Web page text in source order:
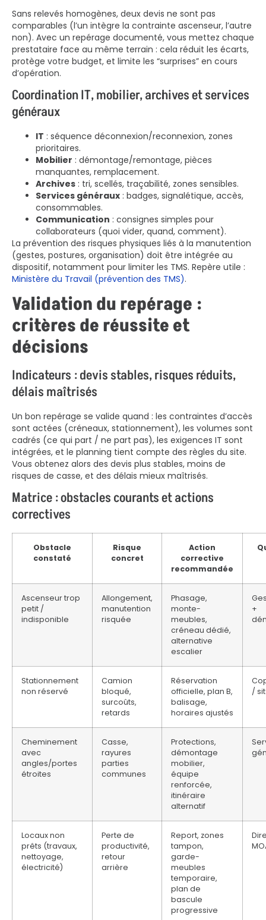
Sans relevés homogènes, deux devis ne sont pas
comparables (l’un intègre la contrainte ascenseur, l’autre
non). Avec un repérage documenté, vous mettez chaque
prestataire face au même terrain : cela réduit les écarts,
protège votre budget, et limite les “surprises” en cours
d’opération.
Coordination IT, mobilier, archives et services
généraux
IT : séquence déconnexion/reconnexion, zones
prioritaires.
Mobilier : démontage/remontage, pièces
manquantes, remplacement.
Archives : tri, scellés, traçabilité, zones sensibles.
Services généraux : badges, signalétique, accès,
consommables.
Communication : consignes simples pour
collaborateurs (quoi vider, quand, comment).
La prévention des risques physiques liés à la manutention
(gestes, postures, organisation) doit être intégrée au
dispositif, notamment pour limiter les TMS. Repère utile :
Ministère du Travail (prévention des TMS).
Validation du repérage :
critères de réussite et
décisions
Indicateurs : devis stables, risques réduits,
délais maîtrisés
Un bon repérage se valide quand : les contraintes d’accès
sont actées (créneaux, stationnement), les volumes sont
cadrés (ce qui part / ne part pas), les exigences IT sont
intégrées, et le planning tient compte des règles du site.
Vous obtenez alors des devis plus stables, moins de
risques de casse, et des délais mieux maîtrisés.
Matrice : obstacles courants et actions
correctives
Obstacle
constaté
Risque
concret
Action
corrective
recommandée
Ascenseur trop
petit /
indisponible
Allongement,
manutention
risquée
Phasage,
monte-
meubles,
créneau dédié,
alternative
escalier
+
Stationnement
non réservé
Camion
bloqué,
surcoûts,
retards
Réservation
officielle, plan B,
balisage,
horaires ajustés
/
Cheminement
avec
angles/portes
étroites
Casse,
rayures
parties
communes
Protections,
démontage
mobilier,
équipe
renforcée,
itinéraire
alternatif
Locaux non
prêts (travaux,
nettoyage,
électricité)
Perte de
productivité,
retour
arrière
Report, zones
tampon,
garde-
meubles
temporaire,
plan de
bascule
progressive